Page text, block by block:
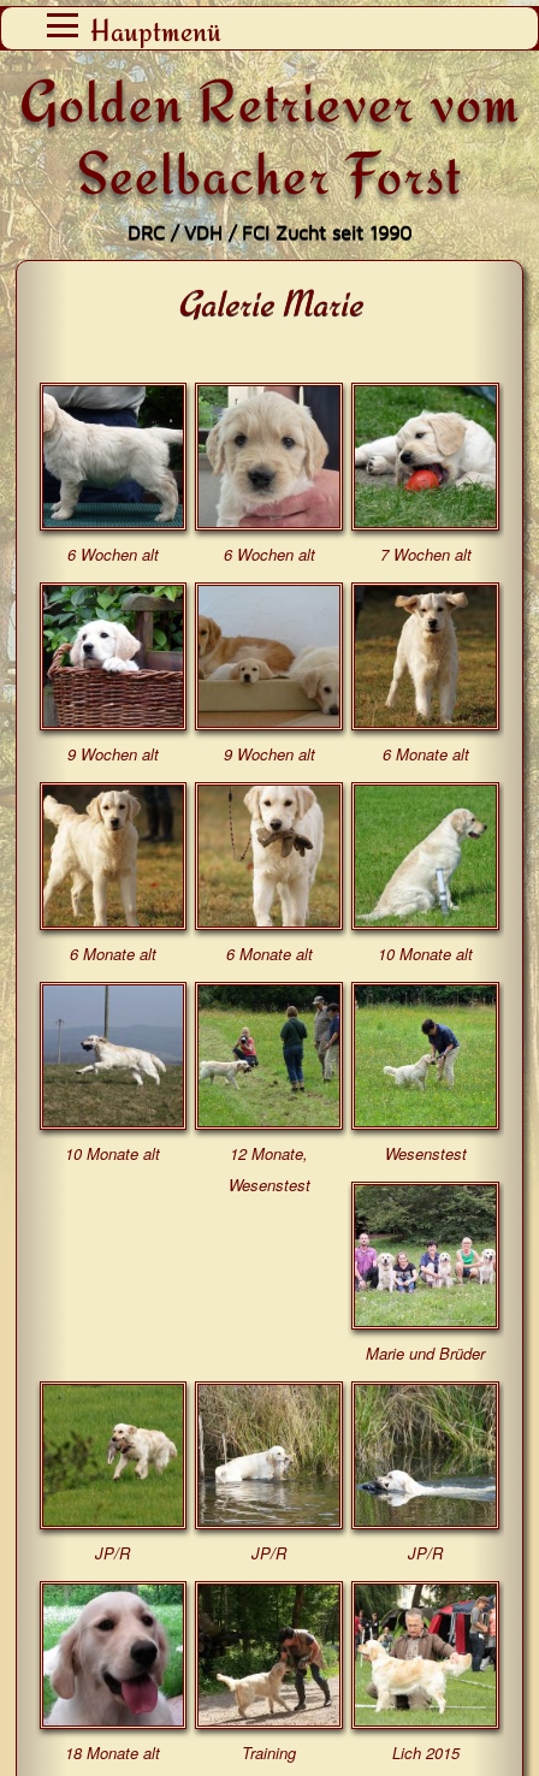
Golden Retriever vom
Seelbacher Forst
DRC / VDH / FCI Zucht seit 1990
Hauptmenü
Zum
Inhalt
springen
Galerie Marie
6 Wochen alt 6 Wochen alt 7 Wochen alt
9 Wochen alt 9 Wochen alt 6 Monate alt
6 Monate alt 6 Monate alt 10 Monate alt
10 Monate alt
12 Monate,
Wesenstest
Wesenstest
Marie und Brüder
JP/R JP/R JP/R
18 Monate alt Training Lich 2015